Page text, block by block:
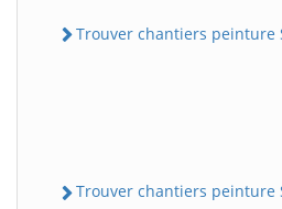
Trouver chantiers peinture
Trouver chantiers peinture